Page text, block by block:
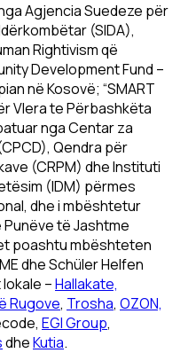
Agjencia Suedeze për
(SIDA),
Rightivism që
Development Fund –
në Kosovë; “SMART
Vlera te Përbashkëta
nga Centar za
Qendra për
(CRPM) dhe Instituti
(IDM) përmes
dhe i mbështetur
të Jashtme
poashtu mbështeten
dhe Schüler Helfen
–Hallakate,
Rugove, Trosha, OZON,
EGI Group,
dheKutia.